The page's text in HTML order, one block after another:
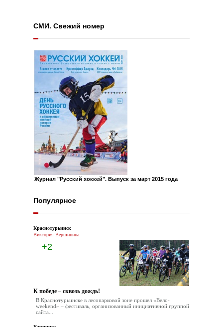
СМИ. Свежий номер
Журнал "Русский хоккей". Выпуск за март 2015 года
Популярное
Краснотурьинск
Виктория Вершинина
+2
К победе – сквозь дождь!
В Краснотурьинске в лесопарковой зоне прошел «Вело-
weekend» – фестиваль, организованный инициативной группой
сайта...